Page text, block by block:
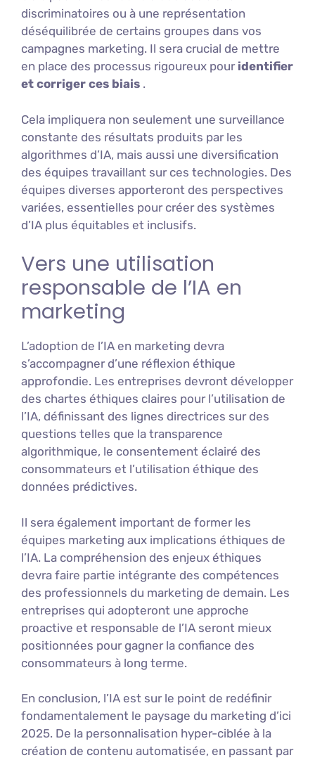
discriminatoires ou à une représentation
déséquilibrée de certains groupes dans vos
campagnes marketing. Il sera crucial de mettre
en place des processus rigoureux pour identifier
et corriger ces biais .
Cela impliquera non seulement une surveillance
constante des résultats produits par les
algorithmes d’IA, mais aussi une diversification
des équipes travaillant sur ces technologies. Des
équipes diverses apporteront des perspectives
variées, essentielles pour créer des systèmes
d’IA plus équitables et inclusifs.
Vers une utilisation
responsable de l’IA en
marketing
L’adoption de l’IA en marketing devra
s’accompagner d’une réflexion éthique
approfondie. Les entreprises devront développer
des chartes éthiques claires pour l’utilisation de
l’IA, définissant des lignes directrices sur des
questions telles que la transparence
algorithmique, le consentement éclairé des
consommateurs et l’utilisation éthique des
données prédictives.
Il sera également important de former les
équipes marketing aux implications éthiques de
l’IA. La compréhension des enjeux éthiques
devra faire partie intégrante des compétences
des professionnels du marketing de demain. Les
entreprises qui adopteront une approche
proactive et responsable de l’IA seront mieux
positionnées pour gagner la confiance des
consommateurs à long terme.
En conclusion, l’IA est sur le point de redéfinir
fondamentalement le paysage du marketing d’ici
2025. De la personnalisation hyper-ciblée à la
création de contenu automatisée, en passant par